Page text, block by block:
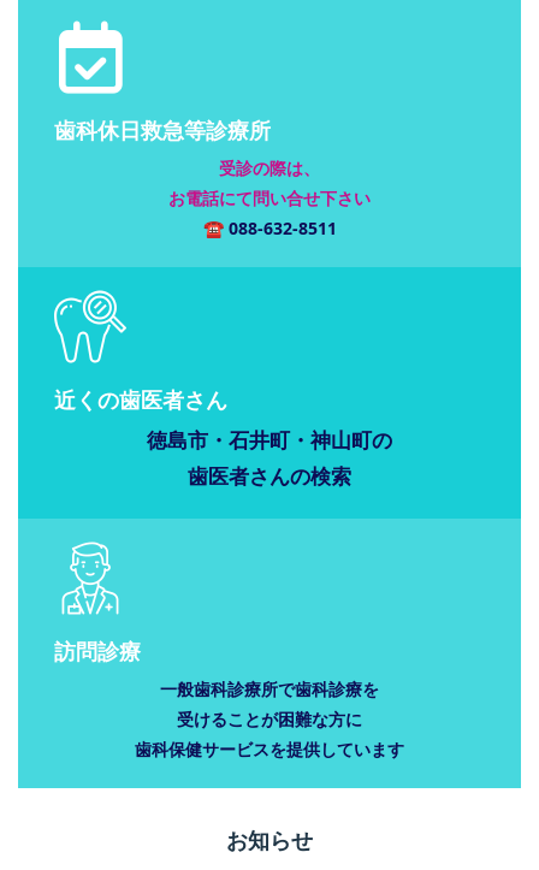
歯科休日救急等診療所
受診の際は、
お電話にて問い合せ下さい
☎ 088-632-8511
近くの歯医者さん
徳島市・石井町・神山町の
歯医者さんの検索
訪問診療
一般歯科診療所で歯科診療を
受けることが困難な方に
歯科保健サービスを提供しています
お知らせ